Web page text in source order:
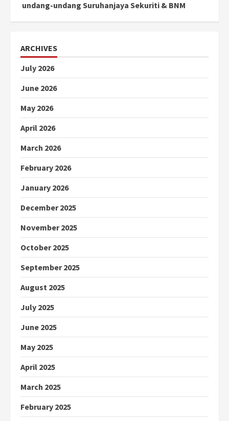
undang-undang Suruhanjaya Sekuriti & BNM
ARCHIVES
July 2026
June 2026
May 2026
April 2026
March 2026
February 2026
January 2026
December 2025
November 2025
October 2025
September 2025
August 2025
July 2025
June 2025
May 2025
April 2025
March 2025
February 2025